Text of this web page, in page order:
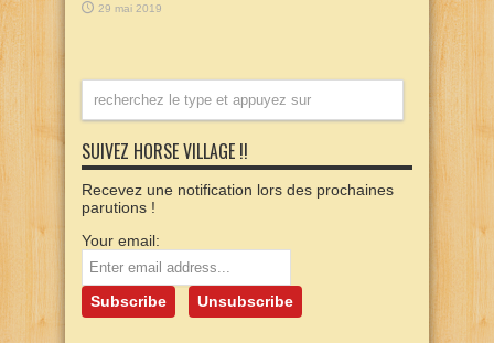
29 mai 2019
SUIVEZ HORSE VILLAGE !!
Recevez une notification lors des prochaines
parutions !
Your email: